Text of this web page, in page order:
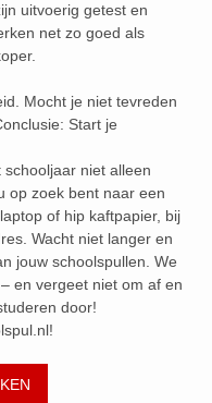
uitvoerig getest en
net zo goed als
Mocht je niet tevreden
Start je
niet alleen
op zoek bent naar een
of hip kaftpapier, bij
Wacht niet langer en
jouw schoolspullen. We
en vergeet niet om af en
door!